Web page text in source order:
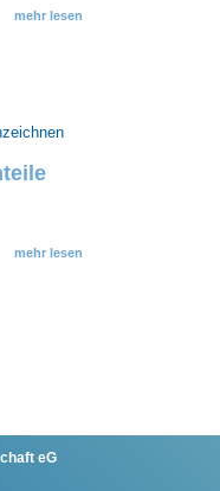
mehr lesen
mehr lesen
eG